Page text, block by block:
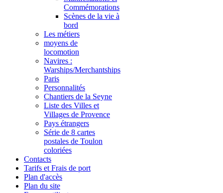
Commémorations
Scènes de la vie à
bord
Les métiers
moyens de
locomotion
Navires :
Warships/Merchantships
Paris
Personnalités
Chantiers de la Seyne
Liste des Villes et
Villages de Provence
Pays étrangers
Série de 8 cartes
postales de Toulon
coloriées
Contacts
Tarifs et Frais de port
Plan d'accès
Plan du site